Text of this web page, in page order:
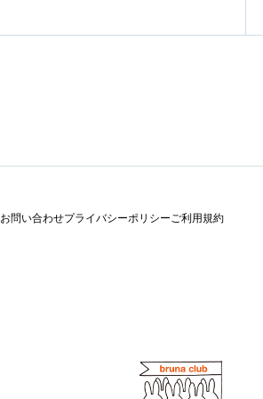
お問い合わせプライバシーポリシーご利用規約